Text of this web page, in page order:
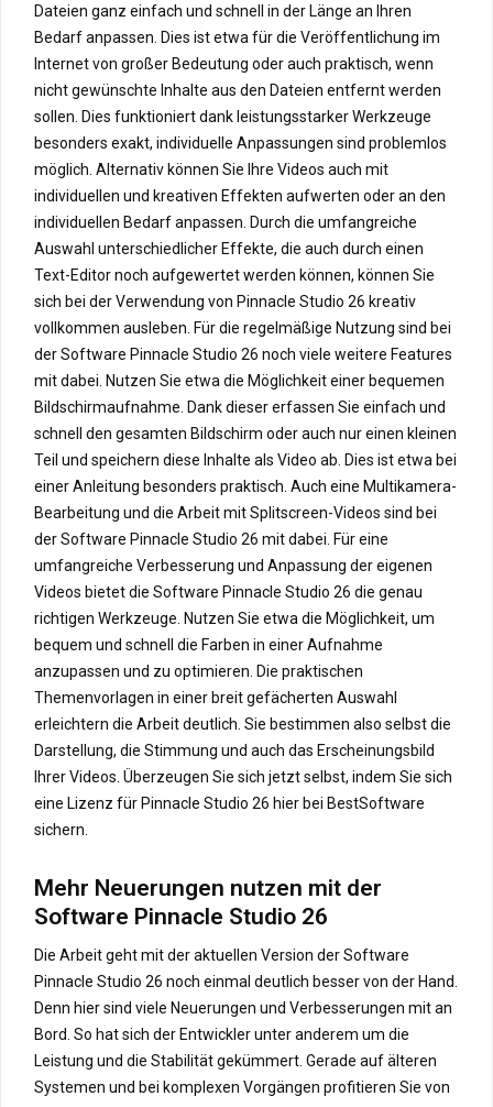
Dateien ganz einfach und schnell in der Länge an Ihren
Bedarf anpassen. Dies ist etwa für die Veröffentlichung im
Internet von großer Bedeutung oder auch praktisch, wenn
nicht gewünschte Inhalte aus den Dateien entfernt werden
sollen. Dies funktioniert dank leistungsstarker Werkzeuge
besonders exakt, individuelle Anpassungen sind problemlos
möglich. Alternativ können Sie Ihre Videos auch mit
individuellen und kreativen Effekten aufwerten oder an den
individuellen Bedarf anpassen. Durch die umfangreiche
Auswahl unterschiedlicher Effekte, die auch durch einen
Text-Editor noch aufgewertet werden können, können Sie
sich bei der Verwendung von Pinnacle Studio 26 kreativ
vollkommen ausleben. Für die regelmäßige Nutzung sind bei
der Software Pinnacle Studio 26 noch viele weitere Features
mit dabei. Nutzen Sie etwa die Möglichkeit einer bequemen
Bildschirmaufnahme. Dank dieser erfassen Sie einfach und
schnell den gesamten Bildschirm oder auch nur einen kleinen
Teil und speichern diese Inhalte als Video ab. Dies ist etwa bei
einer Anleitung besonders praktisch. Auch eine Multikamera-
Bearbeitung und die Arbeit mit Splitscreen-Videos sind bei
der Software Pinnacle Studio 26 mit dabei. Für eine
umfangreiche Verbesserung und Anpassung der eigenen
Videos bietet die Software Pinnacle Studio 26 die genau
richtigen Werkzeuge. Nutzen Sie etwa die Möglichkeit, um
bequem und schnell die Farben in einer Aufnahme
anzupassen und zu optimieren. Die praktischen
Themenvorlagen in einer breit gefächerten Auswahl
erleichtern die Arbeit deutlich. Sie bestimmen also selbst die
Darstellung, die Stimmung und auch das Erscheinungsbild
Ihrer Videos. Überzeugen Sie sich jetzt selbst, indem Sie sich
eine Lizenz für Pinnacle Studio 26 hier bei BestSoftware
sichern.
Mehr Neuerungen nutzen mit der
Software Pinnacle Studio 26
Die Arbeit geht mit der aktuellen Version der Software
Pinnacle Studio 26 noch einmal deutlich besser von der Hand.
Denn hier sind viele Neuerungen und Verbesserungen mit an
Bord. So hat sich der Entwickler unter anderem um die
Leistung und die Stabilität gekümmert. Gerade auf älteren
Systemen und bei komplexen Vorgängen profitieren Sie von